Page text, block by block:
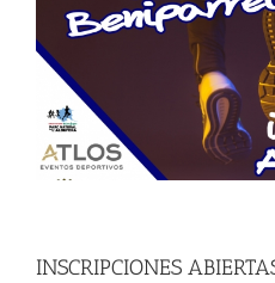
INSCRIPCIONES